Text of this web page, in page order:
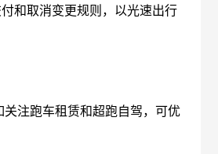
和取消变更规则，以光速出行
关注跑车租赁和超跑自驾，可优